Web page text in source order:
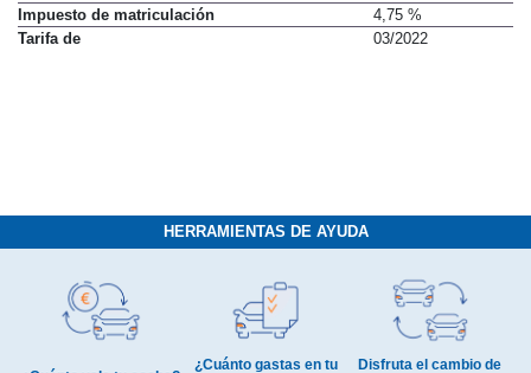
IVA
21 %
Impuesto de matriculación
4,75 %
HERRAMIENTAS DE AYUDA